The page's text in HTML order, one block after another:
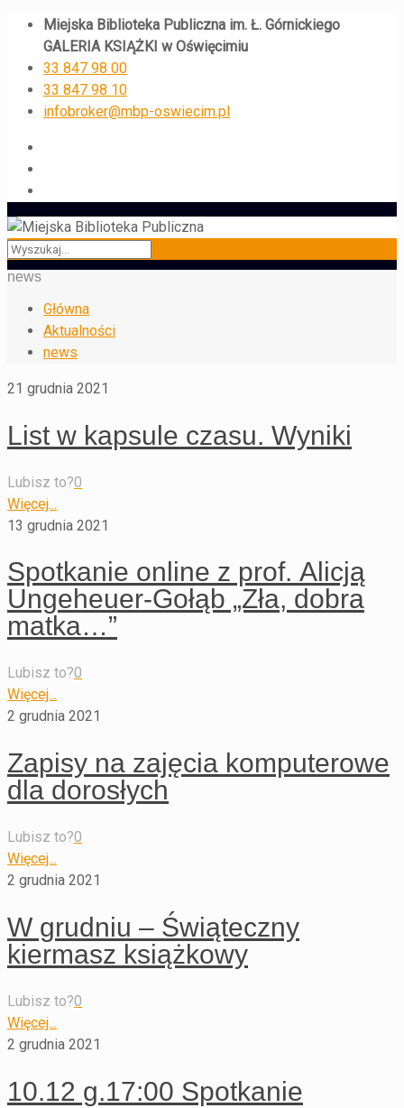
Miejska Biblioteka Publiczna im. Ł. Górnickiego
GALERIA KSIĄŻKI w Oświęcimiu
33 847 98 00
33 847 98 10
infobroker@mbp-oswiecim.pl
news
Główna
Aktualności
news
21 grudnia 2021
List w kapsule czasu. Wyniki
Lubisz to?0
Więcej...
13 grudnia 2021
Spotkanie online z prof. Alicją
Ungeheuer-Gołąb „Zła, dobra
matka…”
Lubisz to?0
Więcej...
2 grudnia 2021
Zapisy na zajęcia komputerowe
dla dorosłych
Lubisz to?0
Więcej...
2 grudnia 2021
W grudniu – Świąteczny
kiermasz książkowy
Lubisz to?0
Więcej...
2 grudnia 2021
10.12 g.17:00 Spotkanie